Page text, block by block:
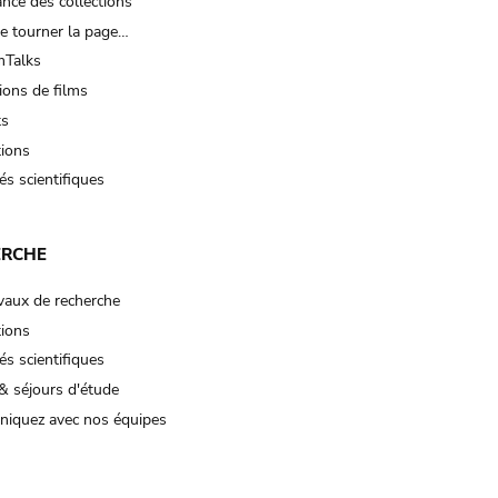
tourner la page…
de films
scientifiques
de recherche
scientifiques
séjours d'étude
avec nos équipes